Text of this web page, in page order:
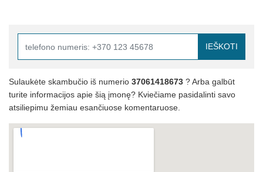
IEŠKOTI
Sulaukėte skambučio iš numerio 37061418673 ? Arba galbūt
turite informacijos apie šią įmonę? Kviečiame pasidalinti savo
atsiliepimu žemiau esančiuose komentaruose.